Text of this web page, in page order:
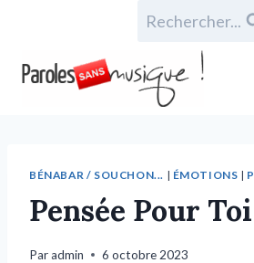
Rechercher...
BÉNABAR / SOUCHON... | ÉMOTIONS | P
Pensée Pour Toi
Paradmin 6 octobre 2023